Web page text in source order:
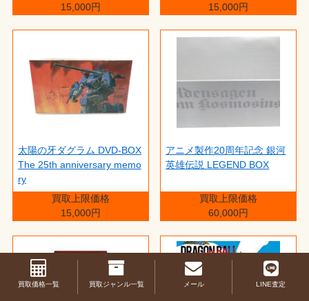
15,000円
15,000円
太陽の牙ダグラム DVD-BOX
The 25th anniversary memo
ry
買取上限価格
15,000円
アニメ製作20周年記念 銀河
英雄伝説 LEGEND BOX
買取上限価格
60,000円
買取価格一覧 買取ジャンル一覧 メール LINE査定